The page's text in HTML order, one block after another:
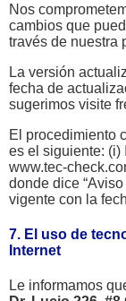
Nos
cambios que
través de nuestra
La versión
fecha de
sugerimos visite
El procedimiento
es el siguiente: (i)
www.tec-
donde dice
vigente con la
7. El uso de
Internet
Le informamos